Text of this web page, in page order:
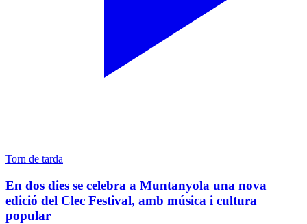
Torn de tarda
En dos dies se celebra a Muntanyola una nova
edició del Clec Festival, amb música i cultura
popular